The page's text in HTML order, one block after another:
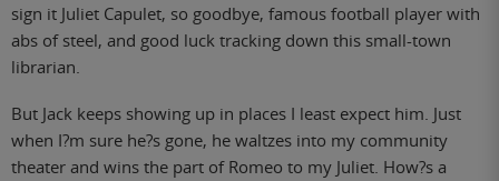
sign it Juliet Capulet, so goodbye, famous football player with
abs of steel, and good luck tracking down this small-town
librarian.
But Jack keeps showing up in places I least expect him. Just
when I?m sure he?s gone, he waltzes into my community
theater and wins the part of Romeo to my Juliet. How?s a